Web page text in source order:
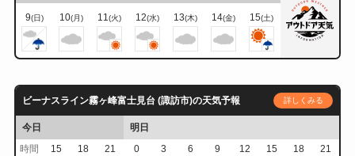
9(日) 10(月) 11(火) 12(水) 13(木) 14(金) 15(土)
ビーナスライン霧ヶ峰富士見台 (諏訪市)の天気予報 詳しくみる
今日
明日
時間
15 18 21 0 3 6 9 12 15 18
21